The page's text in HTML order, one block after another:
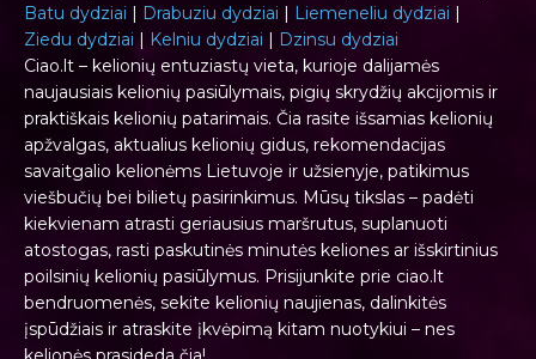
Batu dydziai
Drabuziu dydziai Liemeneliu dydziai
Ziedu dydziai
Kelniu dydziai
Dzinsu dydziai
Ciao.lt – kelionių entuziastų vieta, kurioje dalijamės
naujausiais kelionių pasiūlymais, pigių skrydžių akcijomis ir
praktiškais kelionių patarimais. Čia rasite išsamias kelionių
apžvalgas, aktualius kelionių gidus, rekomendacijas
savaitgalio kelionėms Lietuvoje ir užsienyje, patikimus
viešbučių bei bilietų pasirinkimus. Mūsų tikslas – padėti
kiekvienam atrasti geriausius maršrutus, suplanuoti
atostogas, rasti paskutinės minutės keliones ar išskirtinius
poilsinių kelionių pasiūlymus. Prisijunkite prie ciao.lt
bendruomenės, sekite kelionių naujienas, dalinkitės
įspūdžiais ir atraskite įkvėpimą kitam nuotykiui – nes